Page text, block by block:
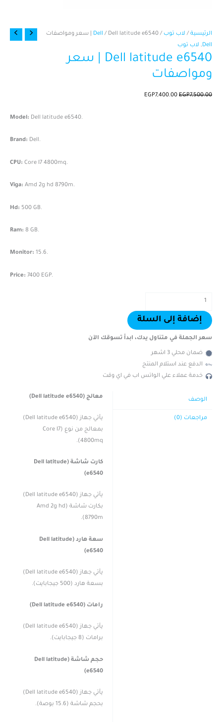
الرئيسية / لاب توب /
Dell / Dell latitude e6540 | سعر ومواصفات
Dell
, لاب توب
Dell latitude e6540 | سعر
ومواصفات
EGP7,500.00
السعر
هو:
EGP7,500.00.
EGP7,400.00
السعر
هو:
Model: Dell latitude e6540.
Brand: Dell.
CPU: Core I7 4800mq.
Viga: Amd 2g hd 8790m.
Hd: 500 GB.
Ram: 8 GB.
Monitor: 15.6.
Price: 7400 EGP.
كمية
Dell
latitude
|
سعر
إضافة إلى السلة
سعر الجملة في متناول يدك، ابدأ تسوقك الآن
ضمان محلي 3 اشهر
الدفع عند استلام المنتج
خدمة عملاء علي الواتس اب في اي وقت
الوصف
مراجعات (0)
معالج (Dell latitude e6540)
يأتي جهاز (Dell latitude e6540)
بمعالج من نوع (Core I7
4800mq).
كارت شاشة (Dell latitude
e6540)
يأتي جهاز (Dell latitude e6540)
بكارت شاشة (Amd 2g hd
8790m).
سعة هارد (Dell latitude
e6540)
يأتي جهاز (Dell latitude e6540)
بسعة هارد (500 جيجابايت).
رامات (Dell latitude e6540)
يأتي جهاز (Dell latitude e6540)
برامات (8 جيجابايت).
حجم شاشة (Dell latitude
e6540)
يأتي جهاز (Dell latitude e6540)
بحجم شاشة (15.6 بوصة).